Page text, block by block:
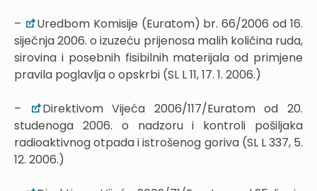
–
Uredbom Komisije (Euratom) br. 66/2006 od 16.
siječnja 2006. o izuzeću prijenosa malih količina ruda,
sirovina i posebnih fisibilnih materijala od primjene
pravila poglavlja o opskrbi (SL L 11, 17. 1. 2006.)
–
Direktivom Vijeća 2006/117/Euratom od 20.
studenoga 2006. o nadzoru i kontroli pošiljaka
radioaktivnog otpada i istrošenog goriva (SL L 337, 5.
12. 2006.)